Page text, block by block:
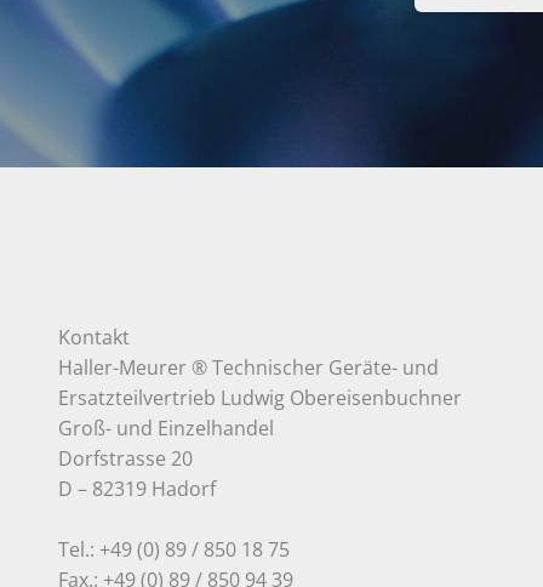
Kontakt
Haller-Meurer ® Technischer Geräte- und
Ersatzteilvertrieb Ludwig Obereisenbuchner
Groß- und Einzelhandel
Dorfstrasse 20
D – 82319 Hadorf
Tel.: +49 (0) 89 / 850 18 75
Fax.: +49 (0) 89 / 850 94 39